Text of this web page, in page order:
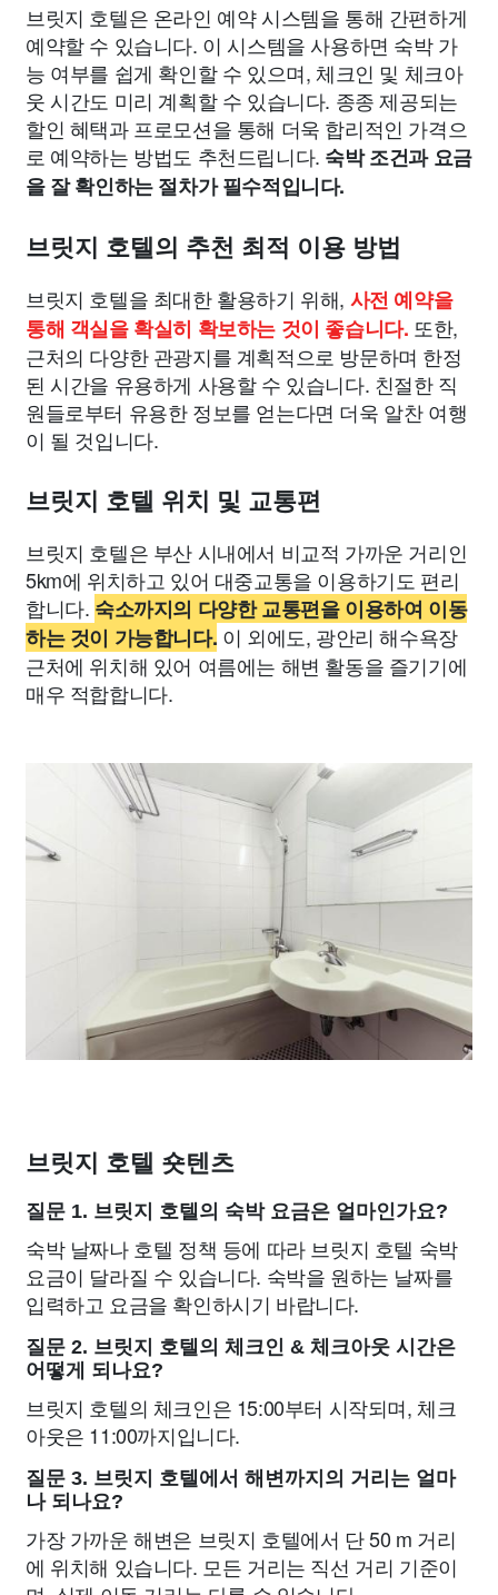
브릿지 호텔은 온라인 예약 시스템을 통해 간편하게
예약할 수 있습니다. 이 시스템을 사용하면 숙박 가
능 여부를 쉽게 확인할 수 있으며, 체크인 및 체크아
웃 시간도 미리 계획할 수 있습니다. 종종 제공되는
할인 혜택과 프로모션을 통해 더욱 합리적인 가격으
로 예약하는 방법도 추천드립니다. 숙박 조건과 요금
을 잘 확인하는 절차가 필수적입니다.
브릿지 호텔의 추천 최적 이용 방법
브릿지 호텔을 최대한 활용하기 위해, 사전 예약을
통해 객실을 확실히 확보하는 것이 좋습니다. 또한,
근처의 다양한 관광지를 계획적으로 방문하며 한정
된 시간을 유용하게 사용할 수 있습니다. 친절한 직
원들로부터 유용한 정보를 얻는다면 더욱 알찬 여행
이 될 것입니다.
브릿지 호텔 위치 및 교통편
브릿지 호텔은 부산 시내에서 비교적 가까운 거리인
5km에 위치하고 있어 대중교통을 이용하기도 편리
합니다. 숙소까지의 다양한 교통편을 이용하여 이동
하는 것이 가능합니다. 이 외에도, 광안리 해수욕장
근처에 위치해 있어 여름에는 해변 활동을 즐기기에
매우 적합합니다.
브릿지 호텔 숏텐츠
질문 1. 브릿지 호텔의 숙박 요금은 얼마인가요?
숙박 날짜나 호텔 정책 등에 따라 브릿지 호텔 숙박
요금이 달라질 수 있습니다. 숙박을 원하는 날짜를
입력하고 요금을 확인하시기 바랍니다.
질문 2. 브릿지 호텔의 체크인 & 체크아웃 시간은
어떻게 되나요?
브릿지 호텔의 체크인은 15:00부터 시작되며, 체크
아웃은 11:00까지입니다.
질문 3. 브릿지 호텔에서 해변까지의 거리는 얼마
나 되나요?
가장 가까운 해변은 브릿지 호텔에서 단 50 m 거리
에 위치해 있습니다. 모든 거리는 직선 거리 기준이